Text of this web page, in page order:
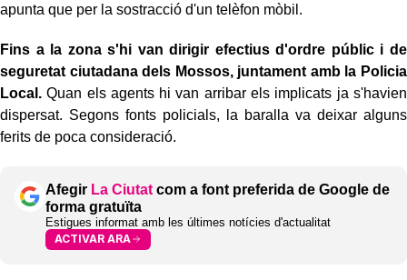
apunta que per la sostracció d'un telèfon mòbil.
Fins a la zona s'hi van dirigir efectius d'ordre públic i de
seguretat ciutadana dels Mossos, juntament amb la Policia
Local. Quan els agents hi van arribar els implicats ja s'havien
dispersat. Segons fonts policials, la baralla va deixar alguns
ferits de poca consideració.
Afegir La Ciutat com a font preferida de Google de
forma gratuïta
Estigues informat amb les últimes notícies d'actualitat
ACTIVAR ARA